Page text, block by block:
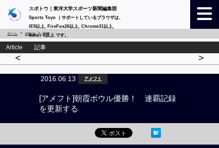
スポトウ｜東洋大学スポーツ新聞編集部
Sports Toyo ｜サポートしているブラウザは、
IE9以上, FireFox26以上, Chrome31以上,
Safari 6以上 です。
ホーム Article 詳細
Article 記事
< >
2016.06.13 アメフト
[アメフト]朝霞ボウル優勝！ 連覇記録
を更新する